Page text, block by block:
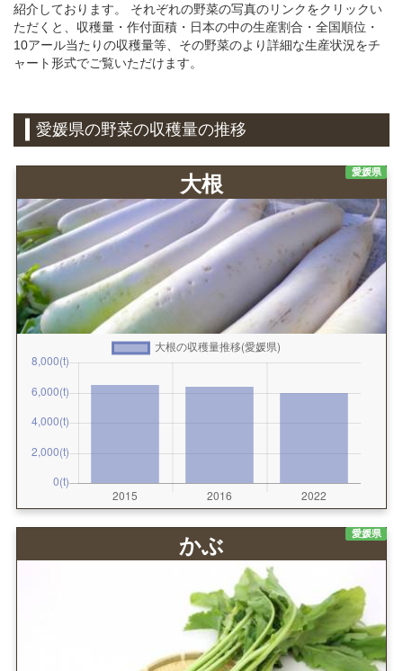
紹介しております。 それぞれの野菜の写真のリンクをクリックい
ただくと、収穫量・作付面積・日本の中の生産割合・全国順位・
10アール当たりの収穫量等、その野菜のより詳細な生産状況をチ
ャート形式でご覧いただけます。
愛媛県の野菜の収穫量の推移
愛媛県
大根
愛媛県
かぶ